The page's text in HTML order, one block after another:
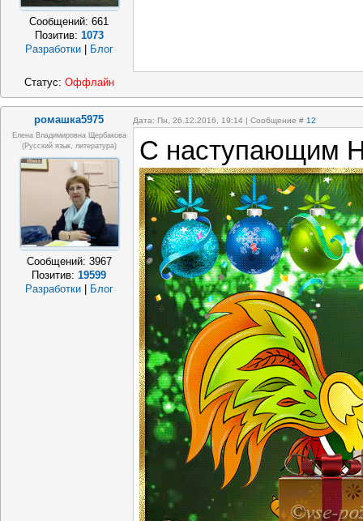
Сообщений:661
Позитив: 1073
Разработки
Блог
Статус: Оффлайн
ромашка5975 Дата: Пн, 26.12.2016, 19:14 | Сообщение # 12
Елена Владимировна Щербакова
(русский язык, литература)
Сообщений: 3967
Позитив:19599
Разработки
Блог
С наступающим